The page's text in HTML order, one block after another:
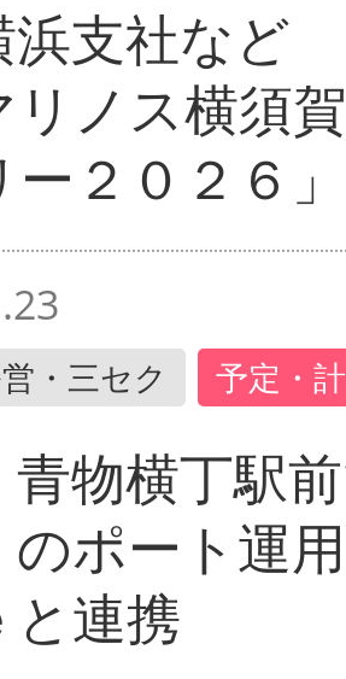
浜支社など
リノス横須
２０２６」
・三セク 予定・
物横丁駅
のポート運
と連携